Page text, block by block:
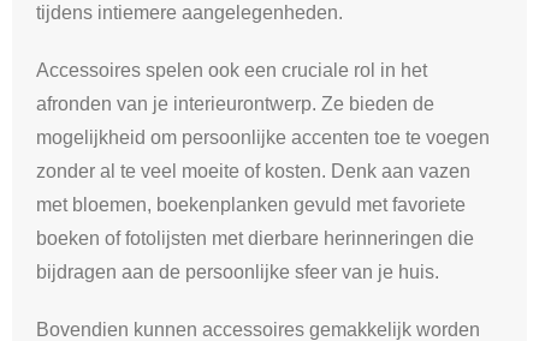
tijdens intiemere aangelegenheden.
Accessoires spelen ook een cruciale rol in het
afronden van je interieurontwerp. Ze bieden de
mogelijkheid om persoonlijke accenten toe te voegen
zonder al te veel moeite of kosten. Denk aan vazen
met bloemen, boekenplanken gevuld met favoriete
boeken of fotolijsten met dierbare herinneringen die
bijdragen aan de persoonlijke sfeer van je huis.
Bovendien kunnen accessoires gemakkelijk worden